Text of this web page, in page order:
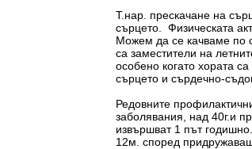
Т.нар. прескачане на
сърцето. Физическата
Можем да се качваме по
са заместители на
особено когато хората
сърцето и сърдечно-
Редовните
заболявания, над 40г.и
извършват 1 път
12м. според